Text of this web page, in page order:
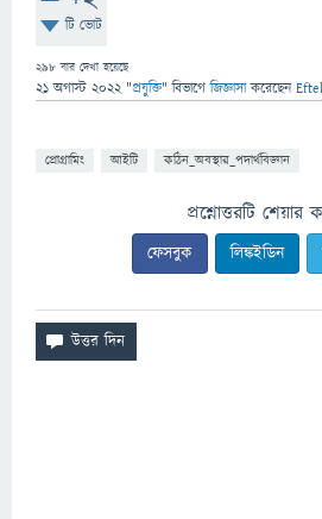
টি ভোট
298 বার দেখা হয়েছে
21 অগাস্ট 2022 "প্রযুক্তি" বিভাগে জিজ্ঞাসাকরেছেন
প্রোগ্রামিং আইটি কঠিন_অবস্থার_পদার্থবিজ্ঞান
প্রশ্নোত্তরটি শেয়ার
ফেসবুক লিঙ্কইডিন